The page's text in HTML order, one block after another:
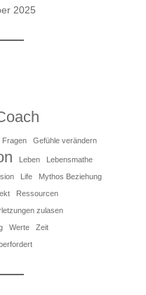
2025
Fragen Gefühle verändern
Leben
Lebensmathe
Life
Mythos Beziehung
Ressourcen
zulasen
Werte
Zeit